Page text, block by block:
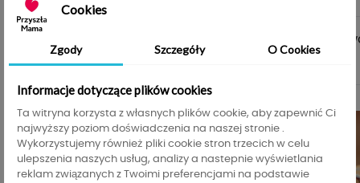
Funkcjonalność
Wygoda użytkowania jest
Cookies
Zgody Szczegóły O Cookies
Informacje dotyczące plików cookies
Ta witryna korzysta z własnych plików cookie, aby zapewnić Ci
najwyższy poziom doświadczenia na naszej stronie .
Wykorzystujemy również pliki cookie stron trzecich w celu
ulepszenia naszych usług, analizy a nastepnie wyświetlania
reklam związanych z Twoimi preferencjami na podstawie